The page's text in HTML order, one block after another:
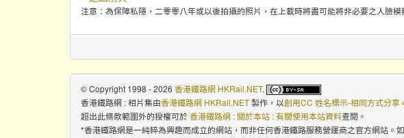
注意：為保障私隱，二零零八年或以後拍攝的照片，在上載時將盡可能將非必要之人臉模
© Copyright 1998 - 2026 香港鐵路網 HKRail.NET.
香港鐵路網 : 相片集由香港鐵路網 HKRail.NET製作，以創用CC 姓名標示-相同方式分享
超出此條款範圍外的授權可於香港鐵路網 : 關於本站 : 有關使用本站資料查閱。
*香港鐵路網是一純粹為興趣而成立的網站，而非任何香港鐵路服務營運商之官方網站。